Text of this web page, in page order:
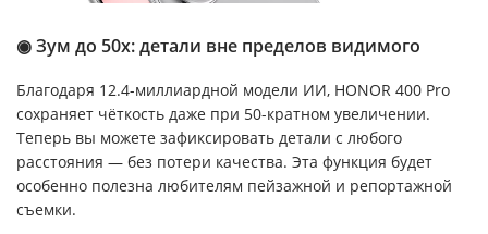
◉ Зум до 50x: детали вне пределов видимого
Благодаря 12.4-миллиардной модели ИИ, HONOR 400 Pro
сохраняет чёткость даже при 50-кратном увеличении.
Теперь вы можете зафиксировать детали с любого
расстояния — без потери качества. Эта функция будет
особенно полезна любителям пейзажной и репортажной
съемки.